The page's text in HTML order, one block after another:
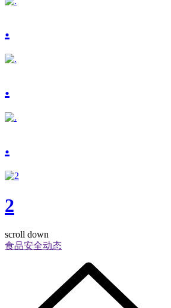
.
.
.
2
scroll down
食品安全动态